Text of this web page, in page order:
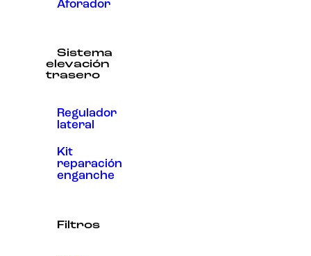
Aforador
Sistema
elevación
trasero
Regulador
lateral
Kit
reparación
enganche
Filtros